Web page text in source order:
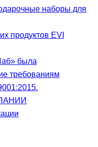
наборы для
продуктов EVI
была
требованиям